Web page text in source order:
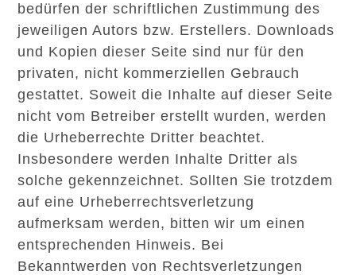
bedürfen der schriftlichen Zustimmung des
jeweiligen Autors bzw. Erstellers. Downloads
und Kopien dieser Seite sind nur für den
privaten, nicht kommerziellen Gebrauch
gestattet. Soweit die Inhalte auf dieser Seite
nicht vom Betreiber erstellt wurden, werden
die Urheberrechte Dritter beachtet.
Insbesondere werden Inhalte Dritter als
solche gekennzeichnet. Sollten Sie trotzdem
auf eine Urheberrechtsverletzung
aufmerksam werden, bitten wir um einen
entsprechenden Hinweis. Bei
Bekanntwerden von Rechtsverletzungen